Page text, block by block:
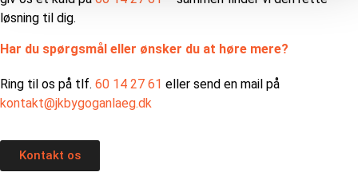
løsning til dig.
Har du spørgsmål eller ønsker du at høre mere?
Ring til os på tlf. 60 14 27 61 eller send en mail på
kontakt@jkbygoganlaeg.dk
Kontakt os